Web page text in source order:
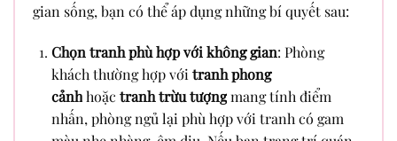
gian sống, bạn có thể áp dụng những bí quyết sau:
Chọn tranh phù hợp với không gian: Phòng
khách thường hợp với tranh phong
cảnhhoặc tranh trừu tượngmang tính điểm
nhấn, phòng ngủ lại phù hợp với tranh có gam